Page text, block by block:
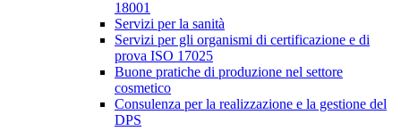
18001
Servizi per la sanità
Servizi per gli organismi di certificazione e di
prova ISO 17025
Buone pratiche di produzione nel settore
cosmetico
Consulenza per la realizzazione e la gestione del
DPS